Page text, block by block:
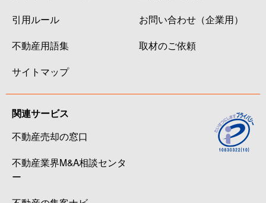
引用ルール
不動産用語集
サイトマップ
お問い合わせ（企業用）
取材のご依頼
関連サービス
不動産売却の窓口
不動産業界M&A相談センタ
ー